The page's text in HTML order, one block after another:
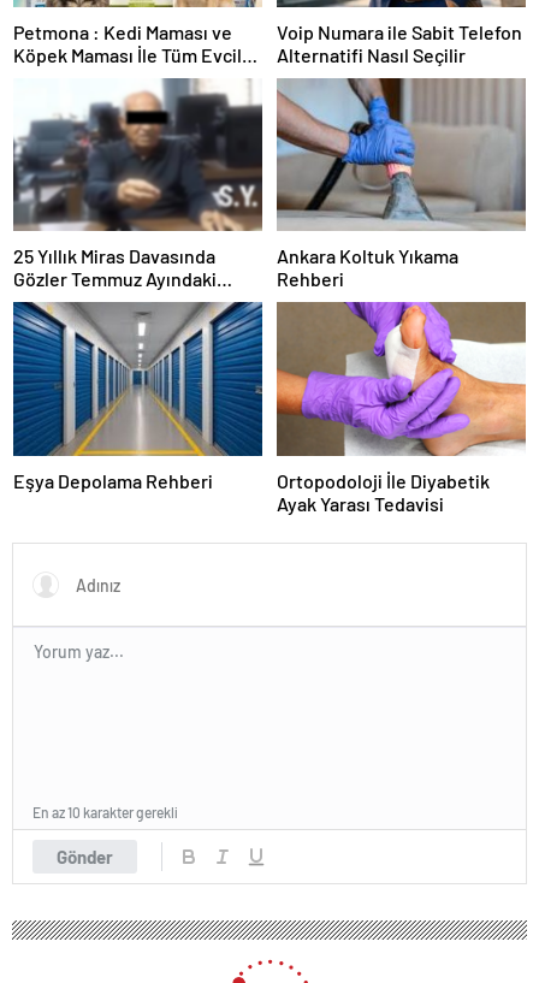
Petmona : Kedi Maması ve
Köpek Maması İle Tüm Evcil
Voip Numara ile Sabit Telefon
Alternatifi Nasıl Seçilir
25 Yıllık Miras Davasında
Gözler Temmuz Ayındaki
Karar Duruşmasına Çevrildi
Ankara Koltuk Yıkama
Rehberi
Eşya Depolama Rehberi
Ortopodoloji İle Diyabetik
Ayak Yarası Tedavisi
Gönder
En az 10 karakter gerekli